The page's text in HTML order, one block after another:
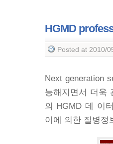
HGMD
Posted at 2010/
Next generation
능해지면서 더욱
의 HGMD 데 이
이에 의한 질병정